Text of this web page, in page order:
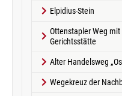
Elpidius-Stein
Ottenstapler Weg
Gerichtsstätte
Alter Handelsweg
Wegekreuz der